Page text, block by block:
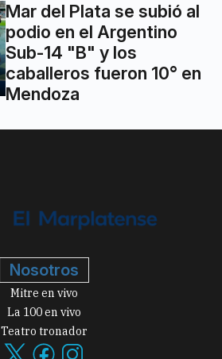
Mar del Plata se subió al
podio en el Argentino
Sub-14 "B" y los
caballeros fueron 10° en
Mendoza
Nosotros
Mitre en vivo
La 100 en vivo
Teatro tronador